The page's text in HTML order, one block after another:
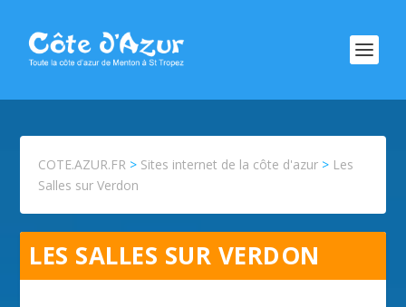
COTE.AZUR.FR > Sites internet de la côte d'azur > Les
Salles sur Verdon
LES SALLES SUR VERDON